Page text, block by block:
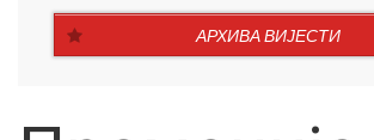
АРХИВА ВИЈЕСТИ